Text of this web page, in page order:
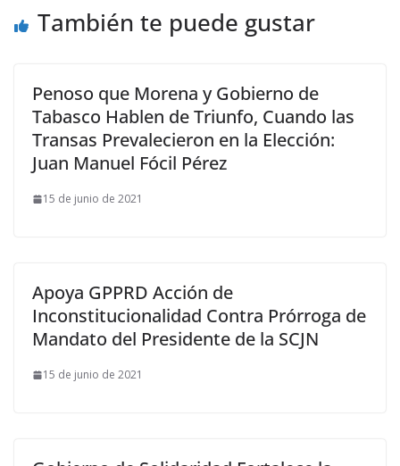
También te puede gustar
Penoso que Morena y Gobierno de
Tabasco Hablen de Triunfo, Cuando las
Transas Prevalecieron en la Elección:
Juan Manuel Fócil Pérez
15 de junio de 2021
Apoya GPPRD Acción de
Inconstitucionalidad Contra Prórroga de
Mandato del Presidente de la SCJN
15 de junio de 2021